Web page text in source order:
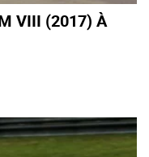
VIII (2017) À